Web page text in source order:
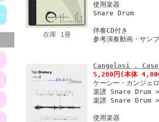
在庫 1冊
使用楽器
Snare Drum
伴奏CD付き
参考演奏動画・サン
Cangelosi ,
5,280円 (本体
ケーシー・カンジ
楽譜 Snare Drum
楽譜 Snare Drum
使用楽器